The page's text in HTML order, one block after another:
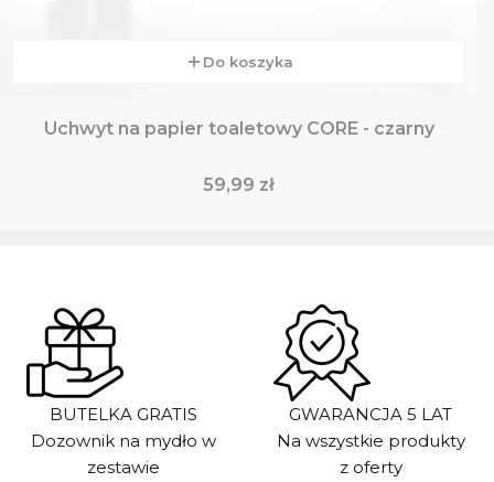
Do koszyka
Uchwyt na papier toaletowy CORE - czarny
Cena
59,99 zł
BUTELKA GRATIS
Dozownik na mydło w
zestawie
GWARANCJA 5 LAT
Na wszystkie produkty
z oferty